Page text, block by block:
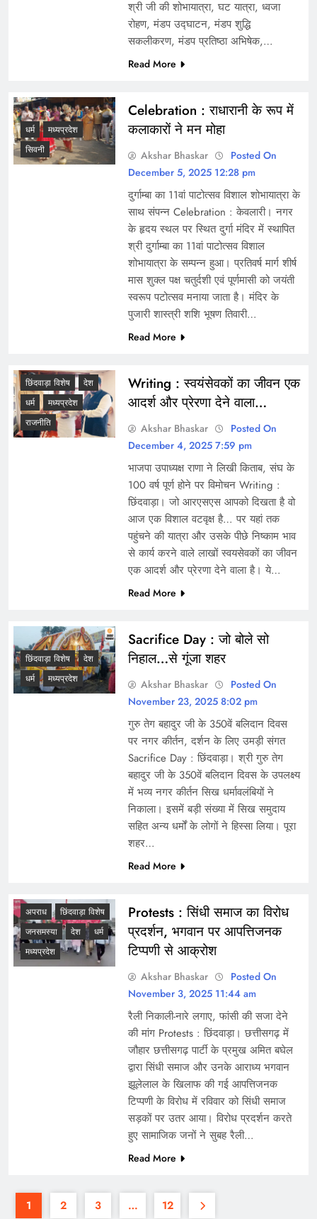
श्री जी की शोभायात्रा, घट यात्रा, ध्वजा
रोहण, मंडप उद्घाटन, मंडप शुद्धि
सकलीकरण, मंडप प्रतिष्ठा अभिषेक,…
Read More
धर्म
मध्यप्रदेश
सिवनी
Celebration : राधारानी के रूप में
कलाकारों ने मन मोहा
Akshar Bhaskar
Posted On
December 5, 2025 12:28 pm
दुर्गाम्बा का 11वां पाटोत्सव विशाल शोभायात्रा के
साथ संपन्न Celebration : केवलारी। नगर
के हृदय स्थल पर स्थित दुर्गा मंदिर में स्थापित
श्री दुर्गाम्बा का 11वां पाटोत्सव विशाल
शोभायात्रा के सम्पन्न हुआ। प्रतिवर्ष मार्ग शीर्ष
मास शुक्ल पक्ष चतुर्दशी एवं पूर्णमासी को जयंती
स्वरूप पटोत्सव मनाया जाता है। मंदिर के
पुजारी शास्त्री शशि भूषण तिवारी…
Read More
छिंदवाड़ा विशेष
देश
धर्म
मध्यप्रदेश
राजनीति
Writing : स्वयंसेवकों का जीवन एक
आदर्श और प्रेरणा देने वाला…
Akshar Bhaskar
Posted On
December 4, 2025 7:59 pm
भाजपा उपाध्यक्ष राणा ने लिखी किताब, संघ के
100 वर्ष पूर्ण होने पर विमोचन Writing :
छिंदवाड़ा। जो आरएसएस आपको दिखता है वो
आज एक विशाल वटवृक्ष है… पर यहां तक
पहुंचने की यात्रा और उसके पीछे निष्काम भाव
से कार्य करने वाले लाखों स्वयसेवकों का जीवन
एक आदर्श और प्रेरणा देने वाला है। ये…
Read More
छिंदवाड़ा विशेष
देश
धर्म
मध्यप्रदेश
Sacrifice Day : जो बोले सो
निहाल…से गूंजा शहर
Akshar Bhaskar
Posted On
November 23, 2025 8:02 pm
गुरु तेग बहादुर जी के 350वें बलिदान दिवस
पर नगर कीर्तन, दर्शन के लिए उमड़ी संगत
Sacrifice Day : छिंदवाड़ा। श्री गुरु तेग
बहादुर जी के 350वें बलिदान दिवस के उपलक्ष्य
में भव्य नगर कीर्तन सिख धर्मावलंबियों ने
निकाला। इसमें बड़ी संख्या में सिख समुदाय
सहित अन्य धर्मों के लोगों ने हिस्सा लिया। पूरा
शहर…
Read More
अपराध
छिंदवाड़ा विशेष
जनसमस्या
देश
धर्म
मध्यप्रदेश
Protests : सिंधी समाज का विरोध
प्रदर्शन, भगवान पर आपत्तिजनक
टिप्पणी से आक्रोश
Akshar Bhaskar
Posted On
November 3, 2025 11:44 am
रैली निकाली-नारे लगाए, फांसी की सजा देने
की मांग Protests : छिंदवाड़ा। छत्तीसगढ़ में
जौहार छत्तीसगढ़ पार्टी के प्रमुख अमित बघेल
द्वारा सिंधी समाज और उनके आराध्य भगवान
झूलेलाल के खिलाफ की गई आपत्तिजनक
टिप्पणी के विरोध में रविवार को सिंधी समाज
सड़कों पर उतर आया। विरोध प्रदर्शन करते
हुए सामाजिक जनों ने सुबह रैली…
Read More
1 2 3 … 12